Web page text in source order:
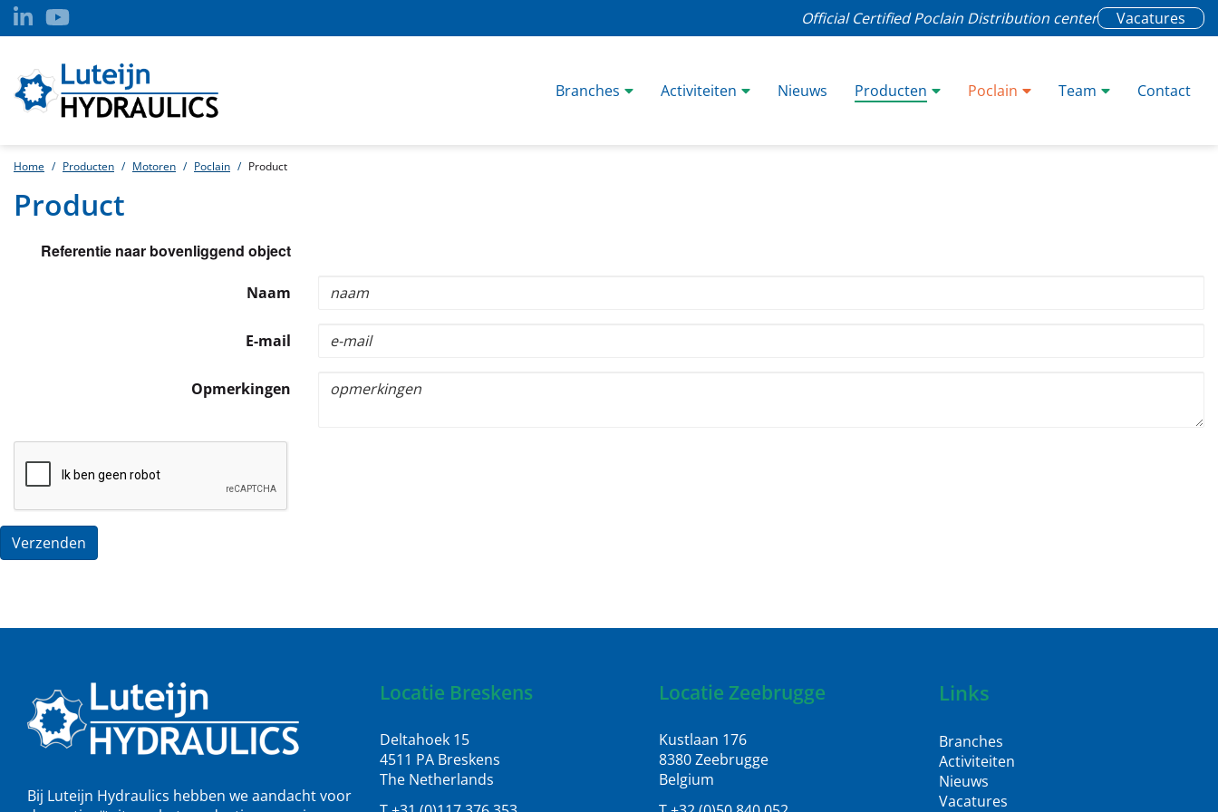
Official Certified Poclain Distribution center Vacatures
Branches Activiteiten Nieuws Producten Poclain Team Contact
Home Producten Motoren Poclain Product
Product
Referentie naar bovenliggend object
Naam
E-mail
Opmerkingen
Verzenden
Bij Luteijn Hydraulics hebben we aandacht voor
Locatie Breskens
Deltahoek 15
4511 PA Breskens
The Netherlands
Locatie Zeebrugge
Kustlaan 176
8380 Zeebrugge
Belgium
Links
Branches
Activiteiten
Nieuws
Vacatures